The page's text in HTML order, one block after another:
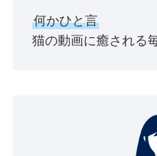
何かひと言
猫の動画に癒される